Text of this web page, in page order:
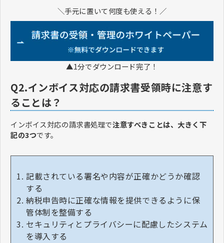
＼手元に置いて何度も使える！／
▲1分でダウンロード完了！
Q2.インボイス対応の請求書受領時に注意す
ることは？
インボイス対応の請求書処理で注意すべきことは、大きく下
記の3つです。
記載されている署名や内容が正確かどうか確認
する
納税申告時に正確な情報を提供できるように保
管体制を整備する
セキュリティとプライバシーに配慮したシステム
を導入する